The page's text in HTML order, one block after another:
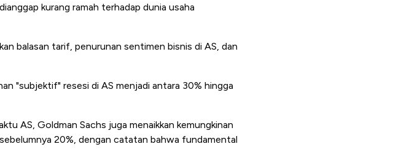
kurang ramah terhadap dunia usaha
balasan tarif, penurunan sentimen bisnis di AS, dan
"subjektif" resesi di AS menjadi antara 30% hingga
AS, Goldman Sachs juga menaikkan kemungkinan
20%, dengan catatan bahwa fundamental